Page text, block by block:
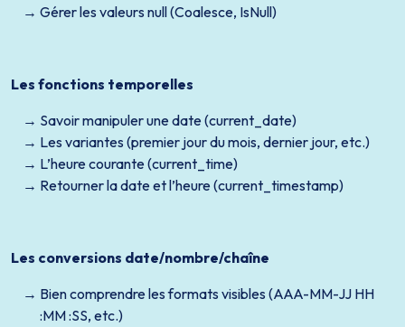
Gérer les valeurs null (Coalesce, IsNull)
Les fonctions temporelles
Savoir manipuler une date (current_date)
Les variantes (premier jour du mois, dernier jour, etc.)
L’heure courante (current_time)
Retourner la date et l’heure (current_timestamp)
Les conversions date/nombre/chaîne
Bien comprendre les formats visibles (AAA-MM-JJ HH
:MM :SS, etc.)